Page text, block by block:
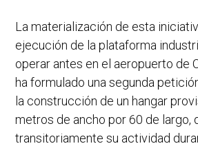
La materialización de esta
ejecución de la plataforma
operar antes en el aeropuerto de
ha formulado una segunda
la construcción de un hangar
metros de ancho por 60 de largo,
transitoriamente su actividad